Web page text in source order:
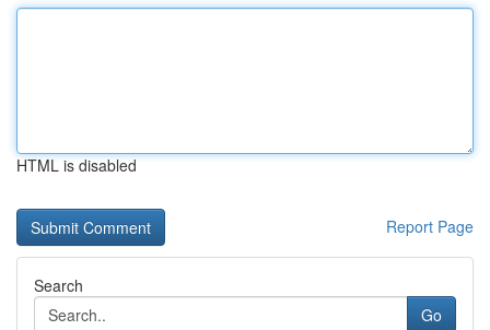
HTML is disabled
Report Page
Search
Go